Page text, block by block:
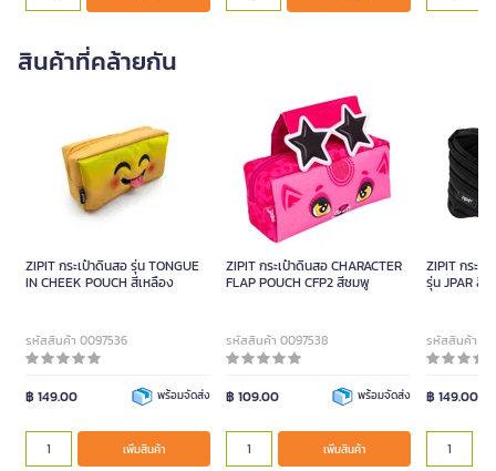
สินค้าที่คล้ายกัน
ZIPIT กระเป๋าดินสอ รุ่น TONGUE
IN CHEEK POUCH สีเหลือง
รหัสสินค้า 0097536
฿ 149.00 พร้อมจัดส่ง
เพิ่มสินค้า
ZIPIT กระเป๋าดินสอ CHARACTER
FLAP POUCH CFP2 สีชมพู
รหัสสินค้า 0097538
฿ 109.00 พร้อมจัดส่ง
เพิ่มสินค้า
ZIPIT กระเ
รุ่น JPAR สีด
รหัสสินค้า
฿ 149.00
ZIPIT ก